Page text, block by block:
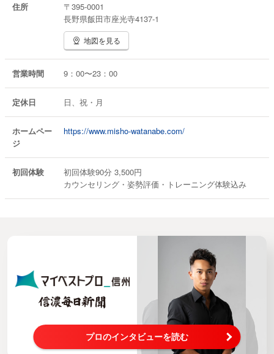
住所
〒395-0001
長野県飯田市座光寺4137-1
地図を見る
営業時間 9：00〜23：00
定休日 日、祝・月
ホームペー
ジ
https://www.misho-watanabe.com/
初回体験
初回体験90分 3,500円
カウンセリング・姿勢評価・トレーニング体験込み
プロのインタビューを読む